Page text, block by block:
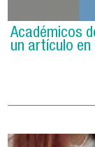
Académicos
un artículo en